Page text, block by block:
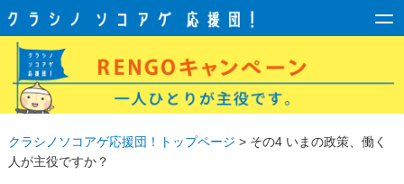
クラシノソコアゲ応援団！トップページ > その4 いまの政策、働く
人が主役ですか？